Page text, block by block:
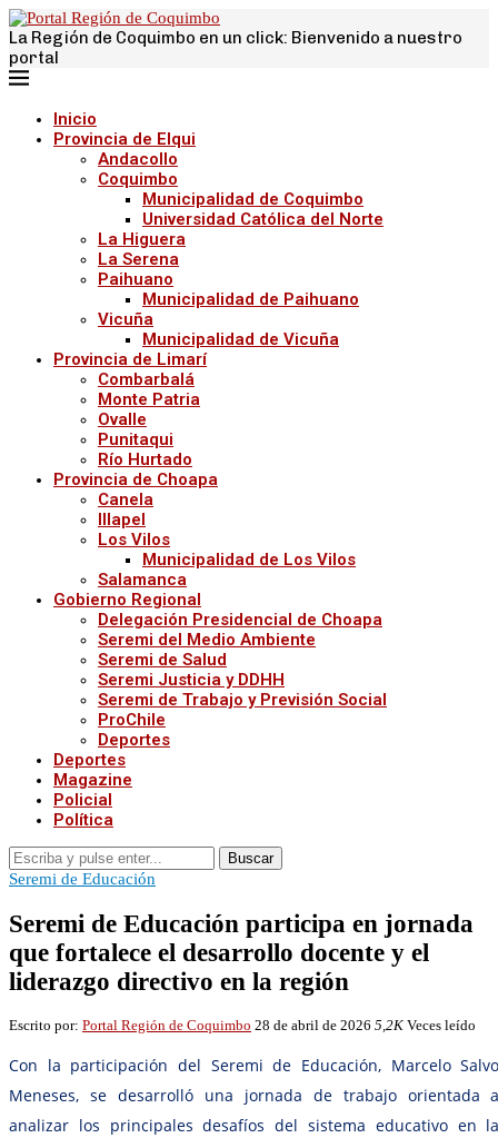
La Región de Coquimbo en un click: Bienvenido a nuestro
portal
Inicio
Provincia de Elqui
Andacollo
Coquimbo
Municipalidad de Coquimbo
Universidad Católica del Norte
La Higuera
La Serena
Paihuano
Municipalidad de Paihuano
Vicuña
Municipalidad de Vicuña
Provincia de Limarí
Combarbalá
Monte Patria
Ovalle
Punitaqui
Río Hurtado
Provincia de Choapa
Canela
Illapel
Los Vilos
Municipalidad de Los Vilos
Salamanca
Gobierno Regional
Delegación Presidencial de Choapa
Seremi del Medio Ambiente
Seremi de Salud
Seremi Justicia y DDHH
Seremi de Trabajo y Previsión Social
ProChile
Deportes
Deportes
Magazine
Policial
Política
Buscar
Seremi de Educación
Seremi de Educación participa en jornada
que fortalece el desarrollo docente y el
liderazgo directivo en la región
Escrito por: Portal Región de Coquimbo 28 de abril de 2026 5,2K Veces leído
Con la participación del Seremi de Educación, Marcelo
Meneses, se desarrolló una jornada de trabajo orientada
analizar los principales desafíos del sistema educativo en